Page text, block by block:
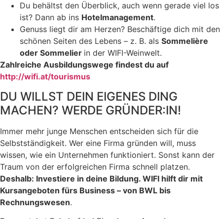
Du behältst den Überblick, auch wenn gerade viel los
ist? Dann ab ins Hotelmanagement.
Genuss liegt dir am Herzen? Beschäftige dich mit den
schönen Seiten des Lebens – z. B. als Sommelière
oder Sommelier in der WIFI-Weinwelt.
Zahlreiche Ausbildungswege findest du auf
http://wifi.at/tourismus
DU WILLST DEIN EIGENES DING
MACHEN? WERDE GRÜNDER:IN!
Immer mehr junge Menschen entscheiden sich für die
Selbstständigkeit. Wer eine Firma gründen will, muss
wissen, wie ein Unternehmen funktioniert. Sonst kann der
Traum von der erfolgreichen Firma schnell platzen.
Deshalb: Investiere in deine Bildung. WIFI hilft dir mit
Kursangeboten fürs Business – von BWL bis
Rechnungswesen.